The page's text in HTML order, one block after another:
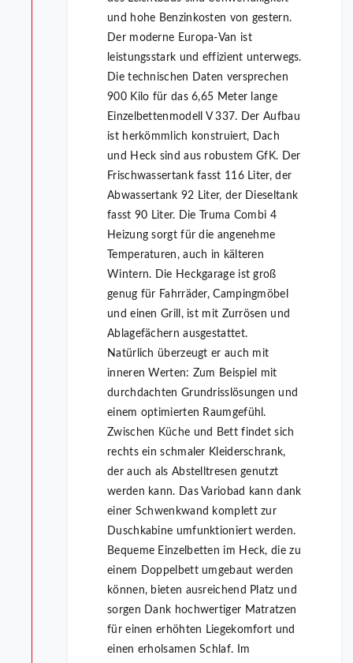
und hohe Benzinkosten von gestern.
Der moderne Europa-Van ist
leistungsstark und effizient unterwegs.
Die technischen Daten versprechen
900 Kilo für das 6,65 Meter lange
Einzelbettenmodell V 337. Der Aufbau
ist herkömmlich konstruiert, Dach
und Heck sind aus robustem GfK. Der
Frischwassertank fasst 116 Liter, der
Abwassertank 92 Liter, der Dieseltank
fasst 90 Liter. Die Truma Combi 4
Heizung sorgt für die angenehme
Temperaturen, auch in kälteren
Wintern. Die Heckgarage ist groß
genug für Fahrräder, Campingmöbel
und einen Grill, ist mit Zurrösen und
Ablagefächern ausgestattet.
Natürlich überzeugt er auch mit
inneren Werten: Zum Beispiel mit
durchdachten Grundrisslösungen und
einem optimierten Raumgefühl.
Zwischen Küche und Bett findet sich
rechts ein schmaler Kleiderschrank,
der auch als Abstelltresen genutzt
werden kann. Das Variobad kann dank
einer Schwenkwand komplett zur
Duschkabine umfunktioniert werden.
Bequeme Einzelbetten im Heck, die zu
einem Doppelbett umgebaut werden
können, bieten ausreichend Platz und
sorgen Dank hochwertiger Matratzen
für einen erhöhten Liegekomfort und
einen erholsamen Schlaf. Im